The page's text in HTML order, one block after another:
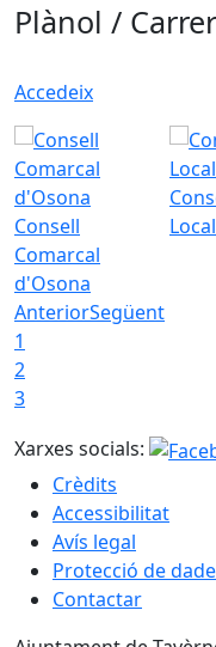
Plànol /
Accedeix
Consell
Comarcal
d'Osona
AnteriorSegüent
1
2
3
Xarxes socials:
Crèdits
Accessibilitat
Avís legal
Protecció de
Contactar